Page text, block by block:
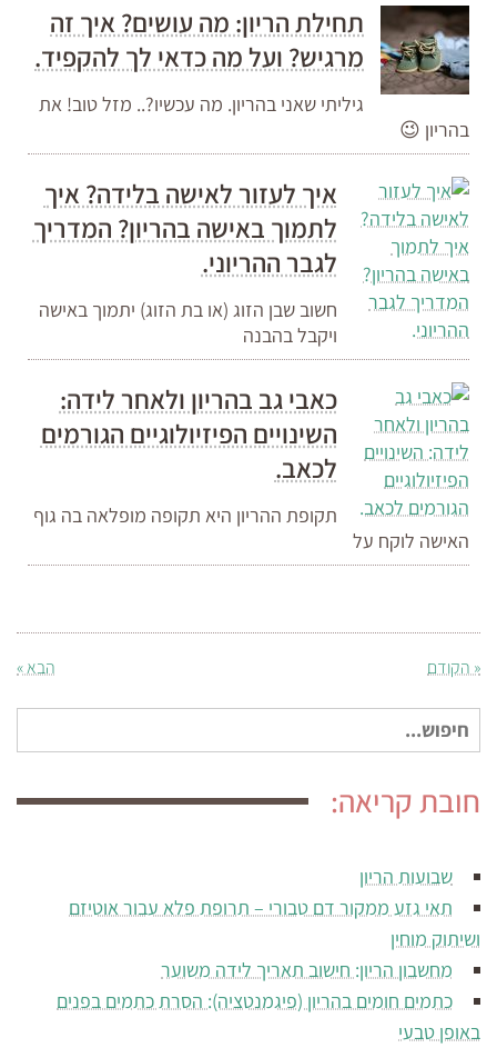
תחילת הריון: מה עושים? איך זה
מרגיש? ועל מה כדאי לך להקפיד.
גיליתי שאני בהריון. מה עכשיו?.. מזל טוב! את
בהריון 😉
איך לעזור לאישה בלידה? איך
לתמוך באישה בהריון? המדריך
לגבר ההריוני.
חשוב שבן הזוג (או בת הזוג) יתמוך באישה
ויקבל בהבנה
כאבי גב בהריון ולאחר לידה:
השינויים הפיזיולוגיים הגורמים
לכאב.
תקופת ההריון היא תקופה מופלאה בה גוף
האישה לוקח על
« הקודם הבא »
חיפוש
עבור:
חובת קריאה:
שבועות הריון
תאי גזע ממקור דם טבורי – תרופת פלא עבור אוטיזם
ושיתוק מוחין
מחשבון הריון: חישוב תאריך לידה משוער
כתמים חומים בהריון (פיגמנטציה): הסרת כתמים בפנים
באופן טבעי